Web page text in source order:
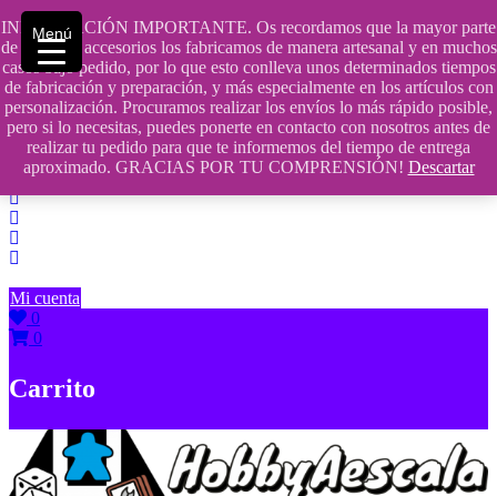
INFORMACIÓN IMPORTANTE. Os recordamos que la mayor parte
de nuestros accesorios los fabricamos de manera artesanal y en muchos
casos bajo pedido, por lo que esto conlleva unos determinados tiempos
de fabricación y preparación, y más especialmente en los artículos con
personalización. Procuramos realizar los envíos lo más rápido posible,
pero si lo necesitas, puedes ponerte en contacto con nosotros antes de
realizar tu pedido para que te informemos del tiempo de entrega
aproximado. GRACIAS POR TU COMPRENSIÓN! Descartar
Saltar
contenido
609241475 SOLO DE 10:00 a 14:00
info@hobbyaescala.com
San Fernando de Henares
10:00 - 14:00
Mi cuenta
0
0
Carrito
Menú